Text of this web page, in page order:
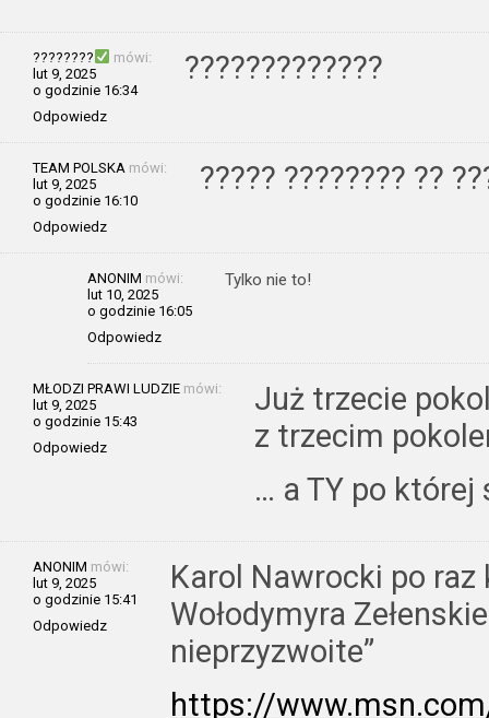
????????
mówi:
lut 9, 2025
o godzinie 16:34
Odpowiedz
?????????????
TEAM POLSKA mówi:
lut 9, 2025
o godzinie 16:10
Odpowiedz
????? ???????? ??
ANONIM mówi:
lut 10, 2025
o godzinie 16:05
Odpowiedz
Tylko nie to!
MŁODZI PRAWI LUDZIE mówi:
lut 9, 2025
o godzinie 15:43
Odpowiedz
Już trzecie
z trzecim
… a TY po
ANONIM mówi:
lut 9, 2025
o godzinie 15:41
Odpowiedz
Karol Nawrocki po raz
Wołodymyra
nieprzyzwoite”
https://